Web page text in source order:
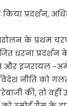
प्रदर्शन,
आंदोलन के प्रथम
धरना प्रदर्शन
और इजरायल -
नीति को
की, तो वहीं